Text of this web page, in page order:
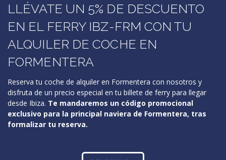
LLÉVATE UN 5% DE DESCUENTO
EN EL FERRY IBZ-FRM CON TU
ALQUILER DE COCHE EN
FORMENTERA
Reserva tu coche de alquiler en Formentera con nosotros y
disfruta de un precio especial en tu billete de ferry para llegar
desde Ibiza. Te mandaremos un código promocional
exclusivo para la principal naviera de Formentera, tras
formalizar tu reserva.